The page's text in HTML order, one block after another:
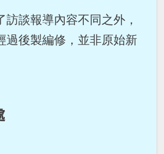
訪談報導內容不同之外，
過後製編修，並非原始新